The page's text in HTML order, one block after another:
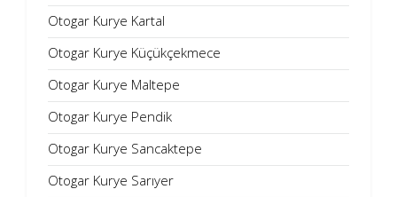
Otogar Kurye Kartal
Otogar Kurye Küçükçekmece
Otogar Kurye Maltepe
Otogar Kurye Pendik
Otogar Kurye Sancaktepe
Otogar Kurye Sarıyer